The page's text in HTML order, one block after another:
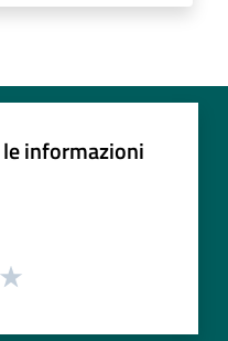
informazioni